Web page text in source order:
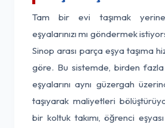
Tam bir evi taşımak
eşyalarınızı mı göndermek
Sinop arası parça eşya taşıma
göre. Bu sistemde, birden
eşyalarını aynı güzergah
taşıyarak maliyetleri
bir koltuk takımı, öğrenci